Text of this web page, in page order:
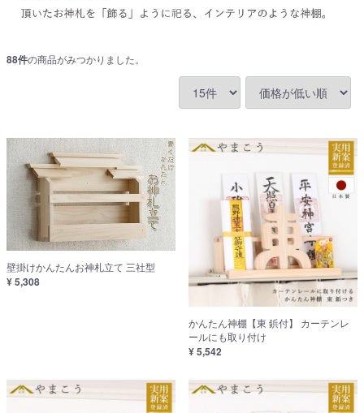
88件の商品がみつかりました。
壁掛けかんたんお神札立て 三社型
¥ 5,308
かんたん神棚【東 鋲付】 カーテンレ
ールにも取り付け
¥ 5,542